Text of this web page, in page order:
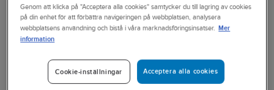
Tjänster
Kataloger
Ahlsell Produkter Personligt skydd Kläder
Dressat
Skjortor/Blusar
Skjorta
J.Harvest &
Genom att klicka på "Acceptera alla cookies" samtycker du till lagring av cookies
på din enhet för att förbättra navigeringen på webbplatsen, analysera
webbplatsens användning och bistå i våra marknadsföringsinsatser. Mer
information
Acceptera alla cookies
Cookie-inställningar